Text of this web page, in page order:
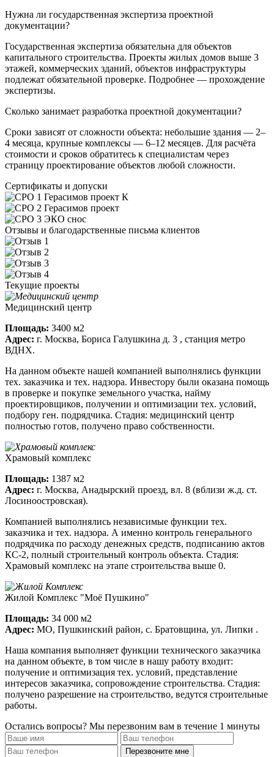
Нужна ли государственная экспертиза проектной
документации?
Государственная экспертиза обязательна для объектов
капитального строительства. Проекты жилых домов выше 3
этажей, коммерческих зданий, объектов инфраструктуры
подлежат обязательной проверке. Подробнее — прохождение
экспертизы.
Сколько занимает разработка проектной документации?
Сроки зависят от сложности объекта: небольшие здания — 2–
4 месяца, крупные комплексы — 6–12 месяцев. Для расчёта
стоимости и сроков обратитесь к специалистам через
страницу проектирование объектов любой сложности.
Сертификаты и допуски
Отзывы и благодарственные письма клиентов
Текущие проекты
Медицинский центр
Площадь: 3400 м2
Адрес: г. Москва, Бориса Галушкина д. 3 , станция метро
ВДНХ.
На данном объекте нашей компанией выполнялись функции
тех. заказчика и тех. надзора. Инвестору были оказана помощь
в проверке и покупке земельного участка, найму
проектировщиков, получении и оптимизации тех. условий,
подбору ген. подрядчика. Стадия: медицинский центр
полностью готов, получено право собственности.
Храмовый комплекс
Площадь: 1387 м2
Адрес: г. Москва, Анадырский проезд, вл. 8 (вблизи ж.д. ст.
Лосиноостровская).
Компанией выполнялись независимые функции тех.
заказчика и тех. надзора. А именно контроль генерального
подрядчика по расходу денежных средств, подписанию актов
КС-2, полный строительный контроль объекта. Стадия:
Храмовый комплекс на этапе строительства выше 0.
Жилой Комплекс "Моё Пушкино"
Площадь: 34 000 м2
Адрес: МО, Пушкинский район, с. Братовщина, ул. Липки .
Наша компания выполняет функции технического заказчика
на данном объекте, в том числе в нашу работу входит:
получение и оптимизация тех. условий, представление
интересов заказчика, сопровождение строительства. Стадия:
получено разрешение на строительство, ведутся строительные
работы.
Остались вопросы? Мы перезвоним вам в течение 1 минуты
Перезвоните мне